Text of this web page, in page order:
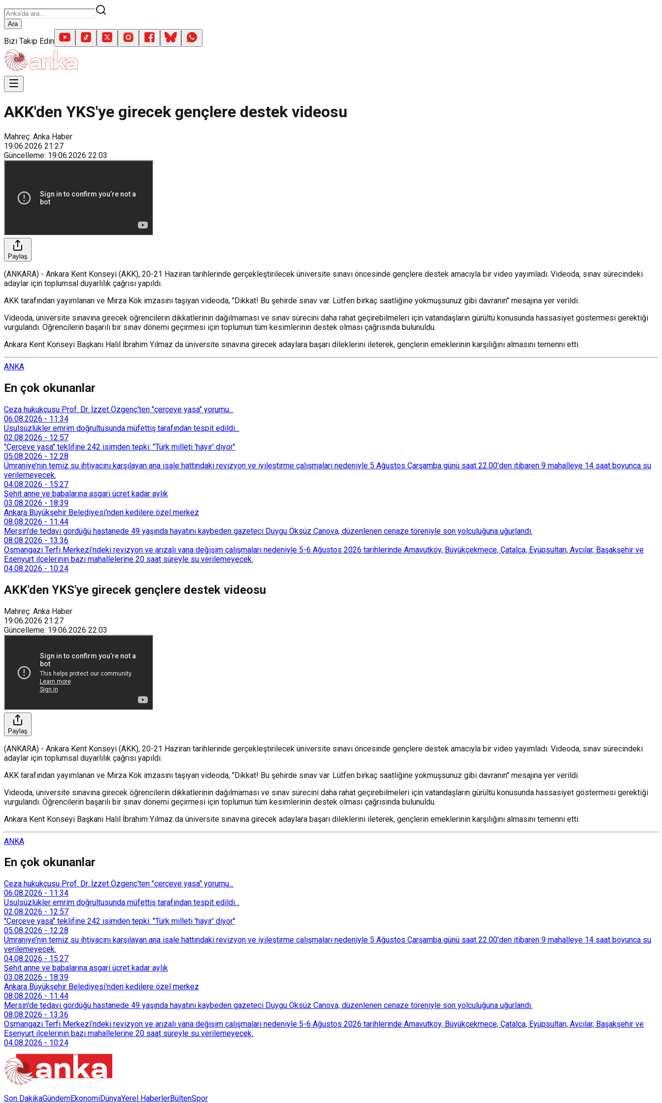
Ara
Bizi Takip Edin
AKK'den YKS'ye girecek gençlere destek videosu
Mahreç: Anka Haber
19.06.2026 21:27
Güncelleme: 19.06.2026 22:03
Paylaş
(ANKARA) - Ankara Kent Konseyi (AKK), 20-21 Haziran tarihlerinde gerçekleştirilecek üniversite sınavı öncesinde gençlere destek amacıyla bir video yayımladı. Videoda, sınav sürecindeki
adaylar için toplumsal duyarlılık çağrısı yapıldı.
AKK tarafından yayımlanan ve Mirza Kök imzasını taşıyan videoda, "Dikkat! Bu şehirde sınav var. Lütfen birkaç saatliğine yokmuşsunuz gibi davranın" mesajına yer verildi.
Videoda, üniversite sınavına girecek öğrencilerin dikkatlerinin dağılmaması ve sınav sürecini daha rahat geçirebilmeleri için vatandaşların gürültü konusunda hassasiyet göstermesi gerektiği
vurgulandı. Öğrencilerin başarılı bir sınav dönemi geçirmesi için toplumun tüm kesimlerinin destek olması çağrısında bulunuldu.
Ankara Kent Konseyi Başkanı Halil İbrahim Yılmaz da üniversite sınavına girecek adaylara başarı dileklerini ileterek, gençlerin emeklerinin karşılığını almasını temenni etti.
ANKA
En çok okunanlar
Ceza hukukçusu Prof. Dr. İzzet Özgenç'ten "çerçeve yasa" yorumu...
06.08.2026 - 11:34
Usulsüzlükler emrim doğrultusunda müfettiş tarafından tespit edildi...
02.08.2026 - 12:57
"Çerçeve yasa" teklifine 242 isimden tepki: "Türk milleti 'hayır' diyor"
05.08.2026 - 12:28
Ümraniye’nin temiz su ihtiyacını karşılayan ana isale hattındaki revizyon ve iyileştirme çalışmaları nedeniyle 5 Ağustos Çarşamba günü saat 22.00’den itibaren 9 mahalleye 14 saat boyunca su
verilemeyecek.
04.08.2026 - 15:27
Şehit anne ve babalarına asgari ücret kadar aylık
03.08.2026 - 18:39
Ankara Büyükşehir Belediyesi'nden kedilere özel merkez
08.08.2026 - 11:44
Mersin'de tedavi gördüğü hastanede 49 yaşında hayatını kaybeden gazeteci Duygu Öksüz Canova, düzenlenen cenaze töreniyle son yolculuğuna uğurlandı.
08.08.2026 - 13:36
Osmangazi Terfi Merkezi’ndeki revizyon ve arızalı vana değişim çalışmaları nedeniyle 5-6 Ağustos 2026 tarihlerinde Arnavutköy, Büyükçekmece, Çatalca, Eyüpsultan, Avcılar, Başakşehir ve
Esenyurt ilçelerinin bazı mahallelerine 20 saat süreyle su verilemeyecek.
04.08.2026 - 10:24
AKK'den YKS'ye girecek gençlere destek videosu
Mahreç: Anka Haber
19.06.2026 21:27
Güncelleme: 19.06.2026 22:03
Paylaş
(ANKARA) - Ankara Kent Konseyi (AKK), 20-21 Haziran tarihlerinde gerçekleştirilecek üniversite sınavı öncesinde gençlere destek amacıyla bir video yayımladı. Videoda, sınav sürecindeki
adaylar için toplumsal duyarlılık çağrısı yapıldı.
AKK tarafından yayımlanan ve Mirza Kök imzasını taşıyan videoda, "Dikkat! Bu şehirde sınav var. Lütfen birkaç saatliğine yokmuşsunuz gibi davranın" mesajına yer verildi.
Videoda, üniversite sınavına girecek öğrencilerin dikkatlerinin dağılmaması ve sınav sürecini daha rahat geçirebilmeleri için vatandaşların gürültü konusunda hassasiyet göstermesi gerektiği
vurgulandı. Öğrencilerin başarılı bir sınav dönemi geçirmesi için toplumun tüm kesimlerinin destek olması çağrısında bulunuldu.
Ankara Kent Konseyi Başkanı Halil İbrahim Yılmaz da üniversite sınavına girecek adaylara başarı dileklerini ileterek, gençlerin emeklerinin karşılığını almasını temenni etti.
ANKA
En çok okunanlar
Ceza hukukçusu Prof. Dr. İzzet Özgenç'ten "çerçeve yasa" yorumu...
06.08.2026 - 11:34
Usulsüzlükler emrim doğrultusunda müfettiş tarafından tespit edildi...
02.08.2026 - 12:57
"Çerçeve yasa" teklifine 242 isimden tepki: "Türk milleti 'hayır' diyor"
05.08.2026 - 12:28
Ümraniye’nin temiz su ihtiyacını karşılayan ana isale hattındaki revizyon ve iyileştirme çalışmaları nedeniyle 5 Ağustos Çarşamba günü saat 22.00’den itibaren 9 mahalleye 14 saat boyunca su
verilemeyecek.
04.08.2026 - 15:27
Şehit anne ve babalarına asgari ücret kadar aylık
03.08.2026 - 18:39
Ankara Büyükşehir Belediyesi'nden kedilere özel merkez
08.08.2026 - 11:44
Mersin'de tedavi gördüğü hastanede 49 yaşında hayatını kaybeden gazeteci Duygu Öksüz Canova, düzenlenen cenaze töreniyle son yolculuğuna uğurlandı.
08.08.2026 - 13:36
Osmangazi Terfi Merkezi’ndeki revizyon ve arızalı vana değişim çalışmaları nedeniyle 5-6 Ağustos 2026 tarihlerinde Arnavutköy, Büyükçekmece, Çatalca, Eyüpsultan, Avcılar, Başakşehir ve
Esenyurt ilçelerinin bazı mahallelerine 20 saat süreyle su verilemeyecek.
04.08.2026 - 10:24
Son DakikaGündemEkonomiDünyaYerel HaberlerBültenSpor